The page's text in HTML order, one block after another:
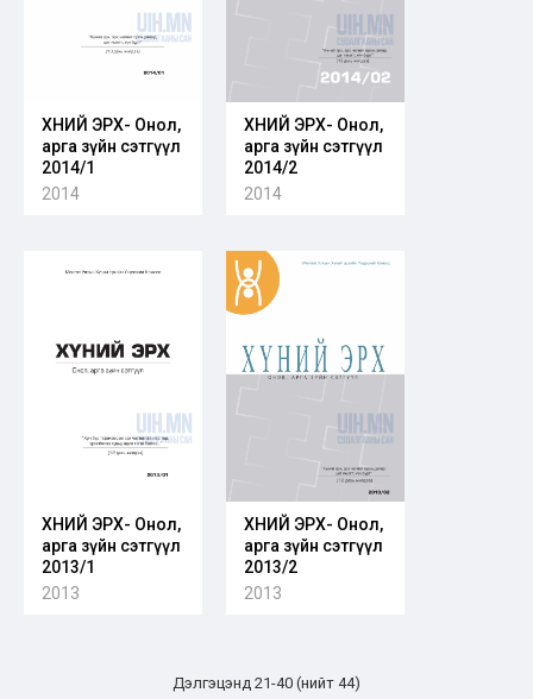
ХҮНИЙ ЭРХ- Онол,
арга зүйн сэтгүүл
2014/1
2014
ХҮНИЙ ЭРХ- Онол,
арга зүйн сэтгүүл
2014/2
2014
ХҮНИЙ ЭРХ- Онол,
арга зүйн сэтгүүл
2013/1
2013
ХҮНИЙ ЭРХ- Онол,
арга зүйн сэтгүүл
2013/2
2013
Дэлгэцэнд 21-40 (нийт 44)